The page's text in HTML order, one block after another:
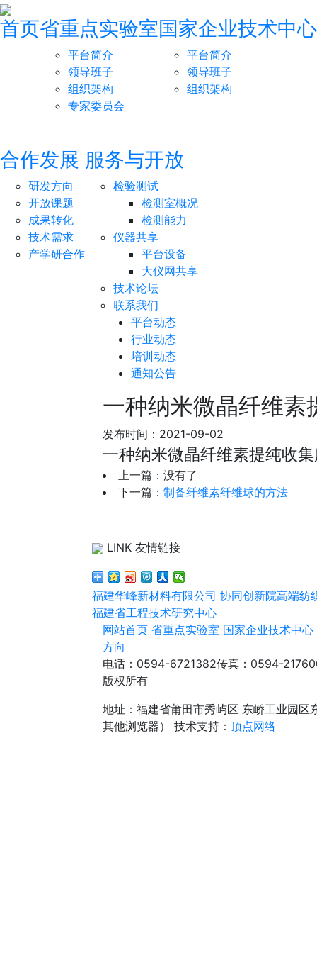
首页省重点实验室
平台简介
领导班子
组织架构
专家委员会
国家企业技术中心
平台简介
领导班子
组织架构
合作发展
研发方向
开放课题
成果转化
技术需求
产学研合作
服务与开放
检验测试
检测室概况
检测能力
仪器共享
平台设备
大仪网共享
技术论坛
联系我们
平台动态
行业动态
培训动态
通知公告
一种纳米微晶纤维素
发布时间：2021-09-02
一种纳米微晶纤维素提纯收集
上一篇： 没有了
下一篇： 制备纤维素纤维球的方法
LINK 友情链接
福建华峰新材料有限公司 协同创新院高端纺
福建省工程技术研究中心
网站首页 省重点实验室 国家企业技术中心
方向
电话：0594-6721382传真：0594-
版权所有
地址：福建省莆田市秀屿区 东峤工业园区
其他浏览器）
技术支持： 顶点网络